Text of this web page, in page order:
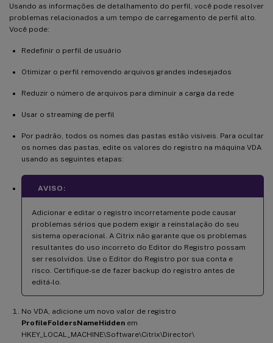
Usando as informações de detalhamento do perfil, você pode resolver
problemas relacionados a um tempo de carregamento de perfil alto.
Você pode:
Redefinir o perfil de usuário
Otimizar o perfil removendo arquivos grandes indesejados
Reduzir o número de arquivos para diminuir a carga da rede
Usar o streaming de perfil
Por padrão, todos os nomes das pastas estão visíveis. Para ocultar
os nomes das pastas, edite os valores do registro na máquina VDA
usando as seguintes etapas:
AVISO:
Adicionar e editar o registro incorretamente pode causar
problemas sérios que podem exigir a reinstalação do seu
sistema operacional. A Citrix não garante que os problemas
resultantes do uso incorreto do Editor do Registro possam
ser resolvidos. Use o Editor do Registro por sua conta e
risco. Certifique-se de fazer backup do registro antes de
editá-lo.
No VDA, adicione um novo valor de registro
ProfileFoldersNameHidden em
HKEY_LOCAL_MACHINE\Software\Citrix\Director\